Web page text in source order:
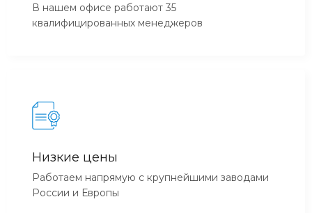
В нашем офисе работают 35
квалифицированных менеджеров
Низкие цены
Работаем напрямую с крупнейшими заводами
России и Европы